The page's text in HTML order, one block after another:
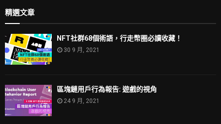
精選文章
NFT社群68個術語，行走幣圈必讀收藏！
30 9 月, 2021
區塊鏈用戶行為報告: 遊戲的視角
24 9 月, 2021